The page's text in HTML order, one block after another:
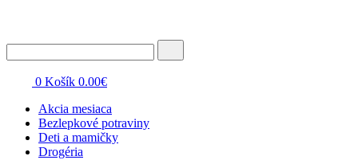
0 Košík 0.00€
Akcia mesiaca
Bezlepkové potraviny
Deti a mamičky
Drogéria